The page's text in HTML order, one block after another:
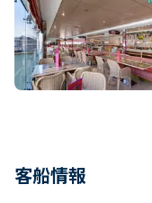
客船情報